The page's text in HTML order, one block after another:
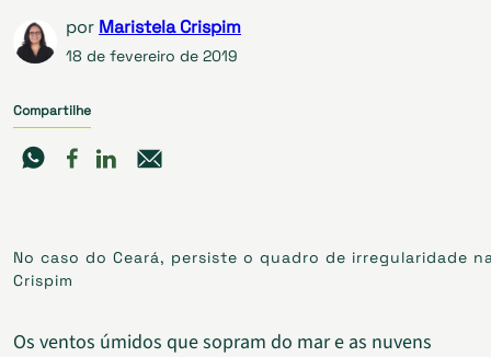
por Maristela Crispim
18 de fevereiro de 2019
Compartilhe
No caso do Ceará, persiste o quadro de irregularidade
Crispim
Os ventos úmidos que sopram do mar e as nuvens